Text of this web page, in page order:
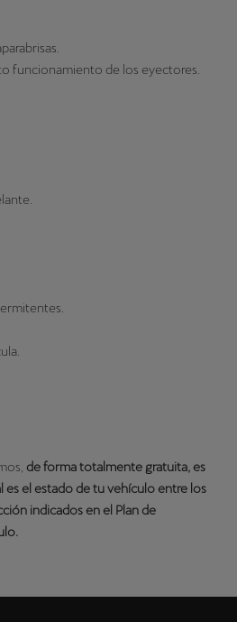
funcionamiento de los eyectores.
de forma totalmente gratuita, es
es el estado de tu vehículo entre los
indicados en el Plan de